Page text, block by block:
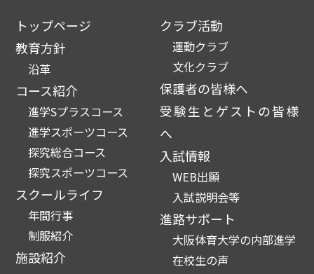
トップページ
教育方針
沿革
コース紹介
進学Sプラスコース
進学スポーツコース
探究総合コース
探究スポーツコース
スクールライフ
年間行事
制服紹介
施設紹介
クラブ活動
運動クラブ
文化クラブ
保護者の皆様へ
受験生とゲストの皆様
へ
入試情報
WEB出願
入試説明会等
進路サポート
大阪体育大学の内部進学
在校生の声